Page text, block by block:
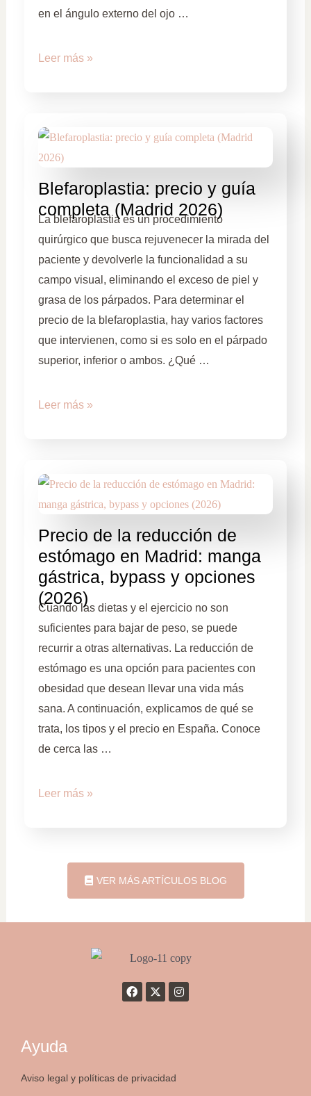
en el ángulo externo del ojo …
Leer más »
Blefaroplastia: precio y guía
completa (Madrid 2026)
La blefaroplastia es un procedimiento
quirúrgico que busca rejuvenecer la mirada del
paciente y devolverle la funcionalidad a su
campo visual, eliminando el exceso de piel y
grasa de los párpados. Para determinar el
precio de la blefaroplastia, hay varios factores
que intervienen, como si es solo en el párpado
superior, inferior o ambos. ¿Qué …
Leer más »
Precio de la reducción de
estómago en Madrid: manga
gástrica, bypass y opciones
(2026)
Cuando las dietas y el ejercicio no son
suficientes para bajar de peso, se puede
recurrir a otras alternativas. La reducción de
estómago es una opción para pacientes con
obesidad que desean llevar una vida más
sana. A continuación, explicamos de qué se
trata, los tipos y el precio en España. Conoce
de cerca las …
Leer más »
VER MÁS ARTÍCULOS BLOG
Ayuda
Aviso legal y políticas de privacidad